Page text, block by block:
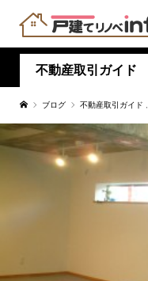
不動産取引ガイド
ブログ 不動産取引ガイド